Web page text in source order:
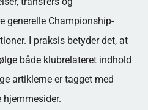
generelle Championship-
I praksis betyder det, at
både klubrelateret indhold
artiklerne er tagget med
hjemmesider.